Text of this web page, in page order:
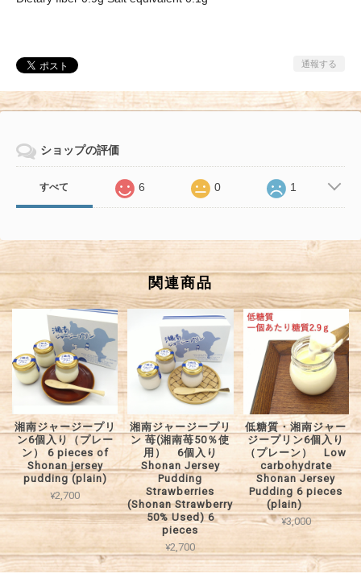
通報する
ショップの評価
すべて 6 0 1
関連商品
湘南ジャージープリ
ン6個入り（プレー
ン） 6 pieces of
Shonan jersey
pudding (plain)
¥2,700
湘南ジャージープリ
ン 苺(湘南苺50％使
用） 6個入り
Shonan Jersey
Pudding
Strawberries
(Shonan Strawberry
50% Used) 6
pieces
¥2,700
低糖質・湘南ジャー
ジープリン6個入り
（プレーン） Low
carbohydrate
Shonan Jersey
Pudding 6 pieces
(plain)
¥3,000